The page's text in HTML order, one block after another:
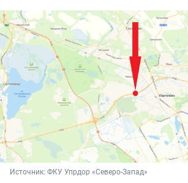
Источник: ФКУ Упрдор «Северо-Запад»